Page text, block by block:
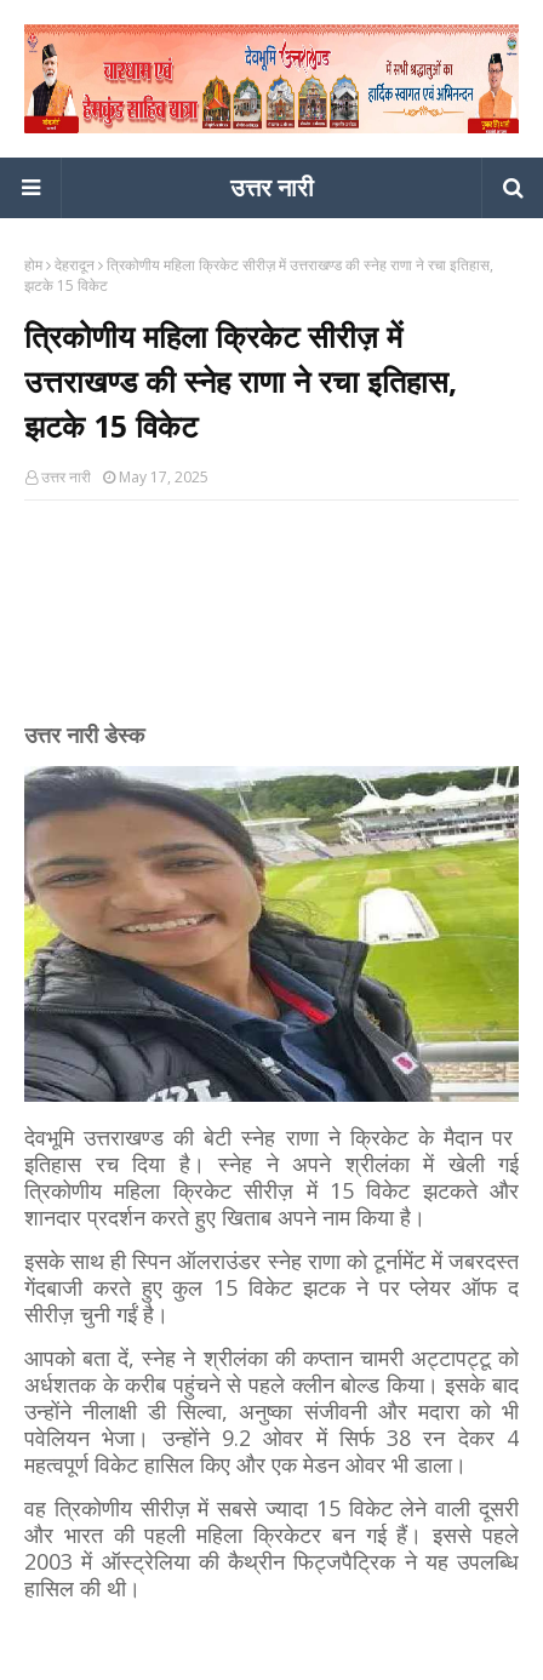
उत्तर नारी
होम देहरादून त्रिकोणीय महिला क्रिकेट सीरीज़ में उत्तराखण्ड की स्नेह राणा ने रचा इतिहास,
झटके 15 विकेट
त्रिकोणीय महिला क्रिकेट सीरीज़ में
उत्तराखण्ड की स्नेह राणा ने रचा इतिहास,
झटके 15 विकेट
उत्तर नारी May 17, 2025
उत्तर नारी डेस्क
देवभूमि उत्तराखण्ड की बेटी स्नेह राणा ने क्रिकेट के मैदान पर
इतिहास रच दिया है। स्नेह ने अपने श्रीलंका में खेली गई
त्रिकोणीय महिला क्रिकेट सीरीज़ में 15 विकेट झटकते और
शानदार प्रदर्शन करते हुए खिताब अपने नाम किया है।
इसके साथ ही स्पिन ऑलराउंडर स्नेह राणा को टूर्नामेंट में जबरदस्त
गेंदबाजी करते हुए कुल 15 विकेट झटक ने पर प्लेयर ऑफ द
सीरीज़ चुनी गईं है।
आपको बता दें, स्नेह ने श्रीलंका की कप्तान चामरी अट्टापट्टू को
अर्धशतक के करीब पहुंचने से पहले क्लीन बोल्ड किया। इसके बाद
उन्होंने नीलाक्षी डी सिल्वा, अनुष्का संजीवनी और मदारा को भी
पवेलियन भेजा। उन्होंने 9.2 ओवर में सिर्फ 38 रन देकर 4
महत्वपूर्ण विकेट हासिल किए और एक मेडन ओवर भी डाला।
वह त्रिकोणीय सीरीज़ में सबसे ज्यादा 15 विकेट लेने वाली दूसरी
और भारत की पहली महिला क्रिकेटर बन गई हैं। इससे पहले
2003 में ऑस्ट्रेलिया की कैथ्रीन फिट्जपैट्रिक ने यह उपलब्धि
हासिल की थी।